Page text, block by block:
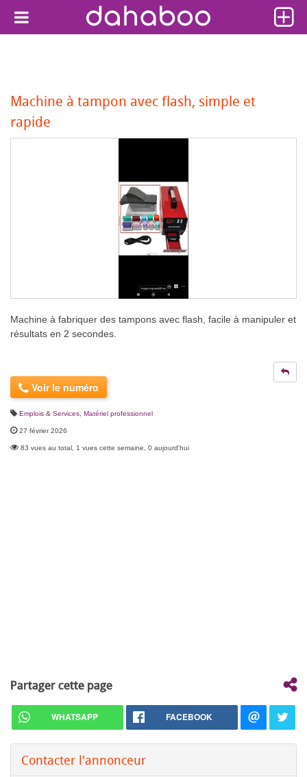
Machine à tampon avec flash, simple et
rapide
Machine à fabriquer des tampons avec flash, facile à manipuler et
résultats en 2 secondes.
Voir le numéro
Emplois & Services Matériel professionnel
27 février 2026
83 vues au total, 1 vues cette semaine, 0 aujourd'hui
Partager cette page
WHATSAPP FACEBOOK
Contacter l'annonceur